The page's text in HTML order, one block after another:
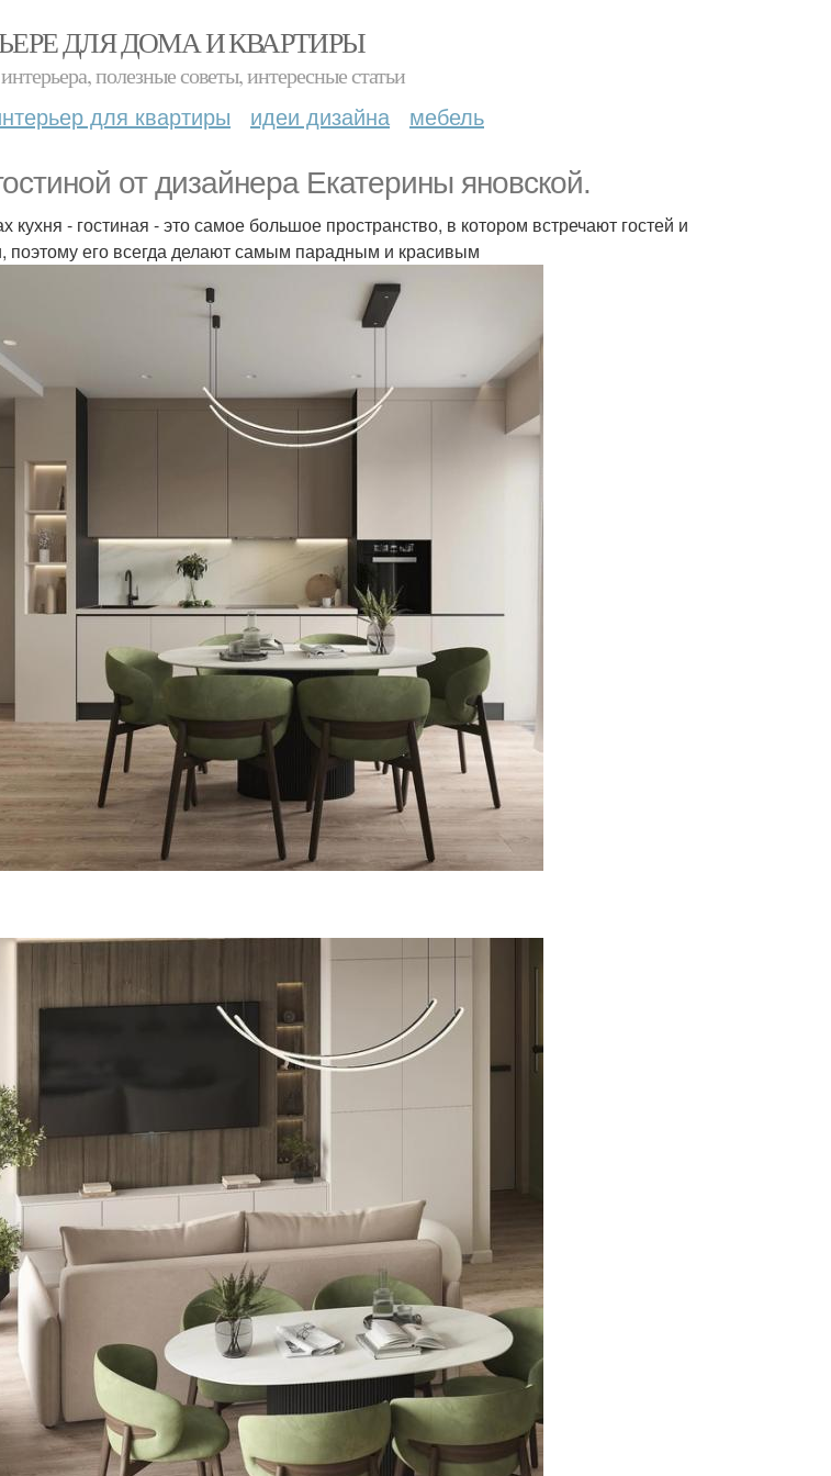
ДЛЯ ДОМА И КВАРТИРЫ
полезные советы, интересные статьи
для квартиры идеи дизайна мебель
от дизайнера Екатерины яновской.
кухня - гостиная - это самое большое пространство, в котором встречают гостей и
поэтому его всегда делают самым парадным и красивым